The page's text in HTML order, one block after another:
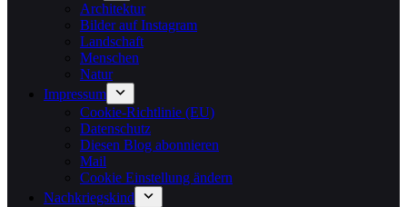
Architektur
Bilder auf Instagram
Landschaft
Menschen
Natur
Impressum
Cookie-Richtlinie (EU)
Datenschutz
Diesen Blog abonnieren
Mail
Cookie Einstellung ändern
Nachkriegskind